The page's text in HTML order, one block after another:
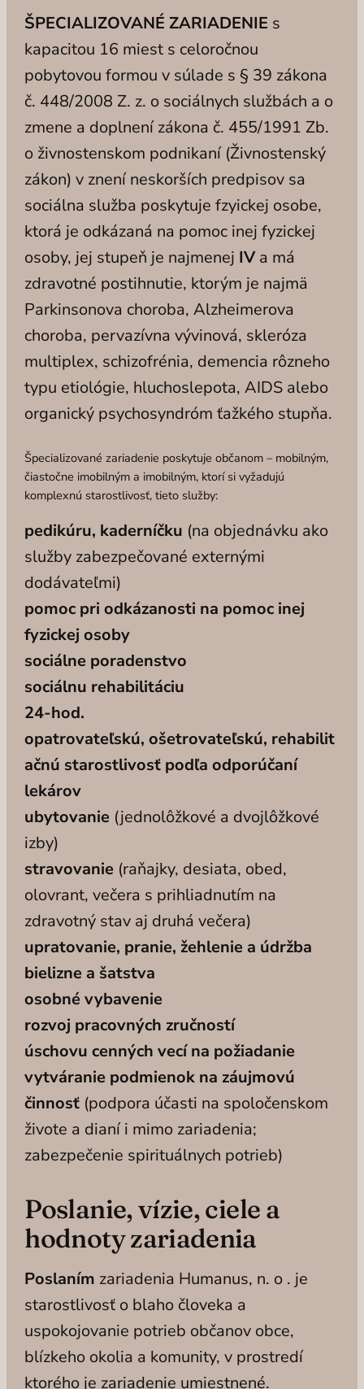
ŠPECIALIZOVANÉ ZARIADENIE s
kapacitou 16 miest s celoročnou
pobytovou formou v súlade s § 39 zákona
č. 448/2008 Z. z. o sociálnych službách a o
zmene a doplnení zákona č. 455/1991 Zb.
o živnostenskom podnikaní (Živnostenský
zákon) v znení neskorších predpisov sa
sociálna služba poskytuje fzyickej osobe,
ktorá je odkázaná na pomoc inej fyzickej
osoby, jej stupeň je najmenej IVa má
zdravotné postihnutie, ktorým je najmä
Parkinsonova choroba, Alzheimerova
choroba, pervazívna vývinová, skleróza
multiplex, schizofrénia, demencia rôzneho
typu etiológie, hluchoslepota, AIDS alebo
organický psychosyndróm ťažkého stupňa.
Špecializované zariadenie poskytuje občanom – mobilným,
čiastočne imobilným a imobilným, ktorí si vyžadujú
komplexnú starostlivosť, tieto služby:
pedikúru, kaderníčku (na objednávku ako
služby zabezpečované externými
dodávateľmi)
pomoc pri odkázanosti na pomoc inej
fyzickej osoby
sociálne poradenstvo
sociálnu rehabilitáciu
24-hod.
opatrovateľskú, ošetrovateľskú, rehabilit
ačnú starostlivosť podľa odporúčaní
lekárov
ubytovanie (jednolôžkové a dvojlôžkové
izby)
stravovanie (raňajky, desiata, obed,
olovrant, večera s prihliadnutím na
zdravotný stav aj druhá večera)
upratovanie, pranie, žehlenie a údržba
bielizne a šatstva
osobné vybavenie
rozvoj pracovných zručností
úschovu cenných vecí na požiadanie
vytváranie podmienok na záujmovú
činnosť (podpora účasti na spoločenskom
živote a dianí i mimo zariadenia;
zabezpečenie spirituálnych potrieb)
Poslanie, vízie, ciele a
hodnoty zariadenia
Poslaním zariadenia Humanus, n. o . je
starostlivosť o blaho človeka a
uspokojovanie potrieb občanov obce,
blízkeho okolia a komunity, v prostredí
ktorého je zariadenie umiestnené.